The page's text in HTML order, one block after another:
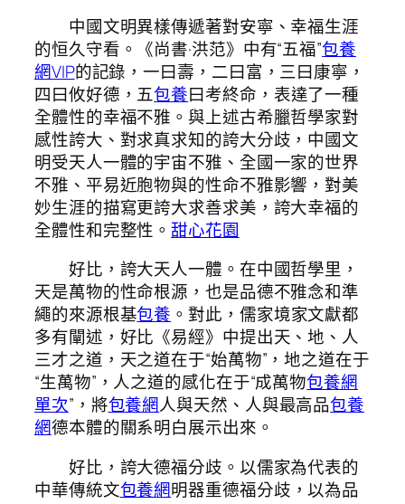
中國文明異樣傳遞著對安寧、幸福生涯
的恒久守看。《尚書·洪范》中有“五福”包養
網VIP的記錄，一曰壽，二曰富，三曰康寧，
四曰攸好德，五包養曰考終命，表達了一種
全體性的幸福不雅。與上述古希臘哲學家對
感性誇大、對求真求知的誇大分歧，中國文
明受天人一體的宇宙不雅、全國一家的世界
不雅、平易近胞物與的性命不雅影響，對美
妙生涯的描寫更誇大求善求美，誇大幸福的
全體性和完整性。甜心花園
好比，誇大天人一體。在中國哲學里，
天是萬物的性命根源，也是品德不雅念和準
繩的來源根基包養 。對此，儒家境家文獻都
多有闡述，好比《易經》中提出天、地、人
三才之道，天之道在于“始萬物”，地之道在于
“生萬物”，人之道的感化在于“成萬物包養網
單次”，將包養網人與天然、人與最高品包養
網德本體的關系明白展示出來。
好比，誇大德福分歧。以儒家為代表的
中華傳統文包養網明器重德福分歧，以為品